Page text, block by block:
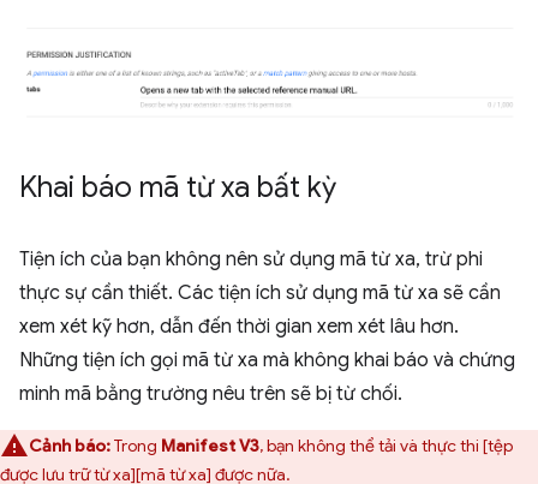
Khai báo mã từ xa bất kỳ
Tiện ích của bạn không nên sử dụng mã từ xa, trừ phi
thực sự cần thiết. Các tiện ích sử dụng mã từ xa sẽ cần
xem xét kỹ hơn, dẫn đến thời gian xem xét lâu hơn.
Những tiện ích gọi mã từ xa mà không khai báo và chứng
minh mã bằng trường nêu trên sẽ bị từ chối.
Cảnh báo:Trong Manifest V3, bạn không thể tải và thực thi [tệp
được lưu trữ từ xa][mã từ xa] được nữa.